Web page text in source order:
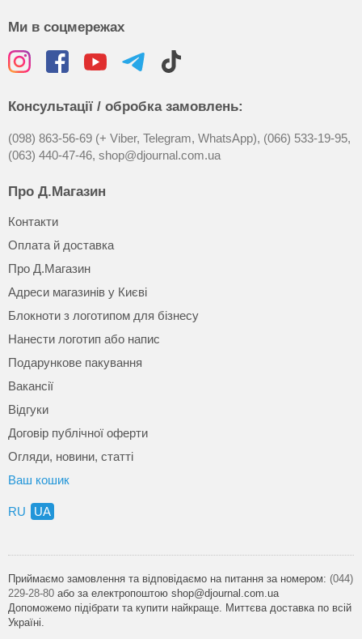
Ми в соцмережах
Консультації / обробка замовлень:
(098) 863-56-69 (+ Viber, Telegram, WhatsApp), (066) 533-19-95,
(063) 440-47-46, shop@djournal.com.ua
Про Д.Магазин
Контакти
Оплата й доставка
Про Д.Магазин
Адреси магазинів у Києві
Блокноти з логотипом для бізнесу
Нанести логотип або напис
Подарункове пакування
Вакансії
Відгуки
Договір публічної оферти
Огляди, новини, статті
Ваш кошик
RU UA
Приймаємо замовлення та відповідаємо на питання за номером: (044)
229-28-80 або за електропоштою shop@djournal.com.ua
Допоможемо підібрати та купити найкраще. Миттєва доставка по всій
Україні.